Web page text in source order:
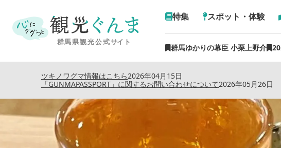
特集 スポット・体験
群馬ゆかりの幕臣 小栗上野介
2026年04月15日
ツキノワグマ情報はこちら
2026年05月26日
「GUNMAPASSPORT」に関するお問い合わせについて
トップ›特集記事